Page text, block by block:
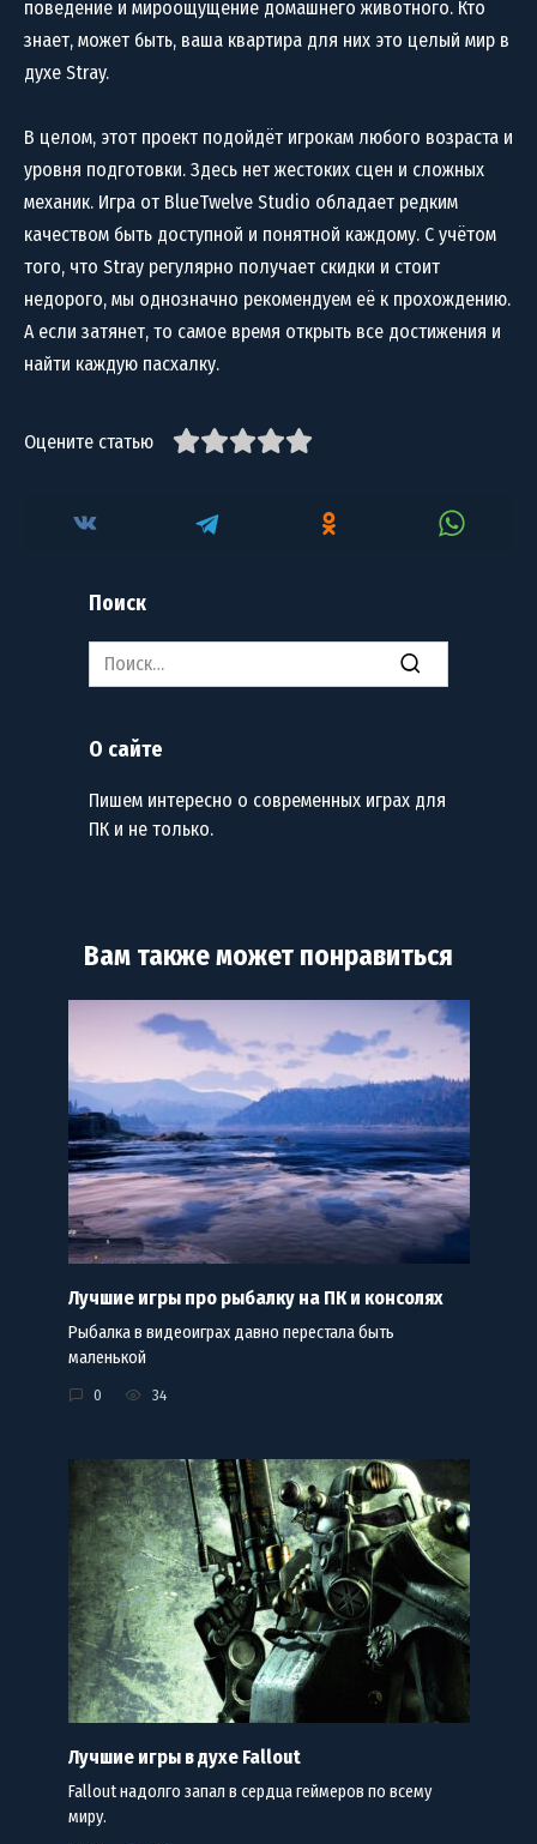
поведение и мироощущение домашнего животного. Кто
знает, может быть, ваша квартира для них это целый мир в
духе Stray.
В целом, этот проект подойдёт игрокам любого возраста и
уровня подготовки. Здесь нет жестоких сцен и сложных
механик. Игра от BlueTwelve Studio обладает редким
качеством быть доступной и понятной каждому. С учётом
того, что Stray регулярно получает скидки и стоит
недорого, мы однозначно рекомендуем её к прохождению.
А если затянет, то самое время открыть все достижения и
найти каждую пасхалку.
Оцените статью
Поиск
Search
for:
О сайте
Пишем интересно о современных играх для
ПК и не только.
Вам также может понравиться
Лучшие игры про рыбалку на ПК и консолях
Рыбалка в видеоиграх давно перестала быть
маленькой
0 34
Лучшие игры в духе Fallout
Fallout надолго запал в сердца геймеров по всему
миру.